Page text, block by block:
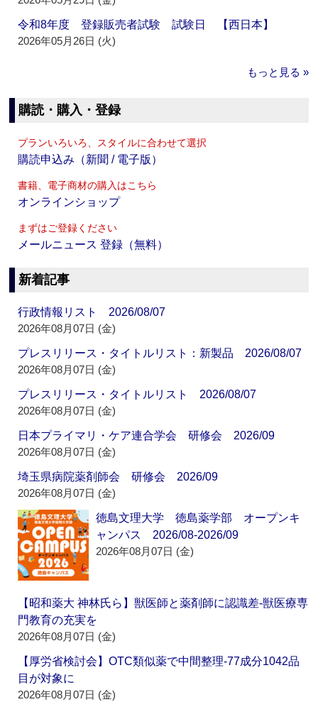
令和8年度 登録販売者試験 試験日 【西日本】
2026年05月26日 (火)
もっと見る »
購読・購入・登録
プランいろいろ、スタイルに合わせて選択
購読申込み（新聞 / 電子版）
書籍、電子商材の購入はこちら
オンラインショップ
まずはご登録ください
メールニュース 登録（無料）
新着記事
行政情報リスト 2026/08/07
2026年08月07日 (金)
プレスリリース・タイトルリスト：新製品 2026/08/07
2026年08月07日 (金)
プレスリリース・タイトルリスト 2026/08/07
2026年08月07日 (金)
日本プライマリ・ケア連合学会 研修会 2026/09
2026年08月07日 (金)
埼玉県病院薬剤師会 研修会 2026/09
2026年08月07日 (金)
徳島文理大学 徳島薬学部 オープンキ
ャンパス 2026/08-2026/09
2026年08月07日 (金)
【昭和薬大 神林氏ら】獣医師と薬剤師に認識差‐獣医療専
門教育の充実を
2026年08月07日 (金)
【厚労省検討会】OTC類似薬で中間整理‐77成分1042品
目が対象に
2026年08月07日 (金)